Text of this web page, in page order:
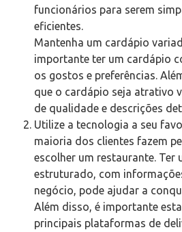
funcionários para serem
eficientes.
Mantenha um cardápio
importante ter um cardápio
os gostos e preferências.
que o cardápio seja atrativo
de qualidade e descrições
Utilize a tecnologia a seu
maioria dos clientes fazem
escolher um restaurante. Ter
estruturado, com
negócio, pode ajudar a
Além disso, é importante
principais plataformas de